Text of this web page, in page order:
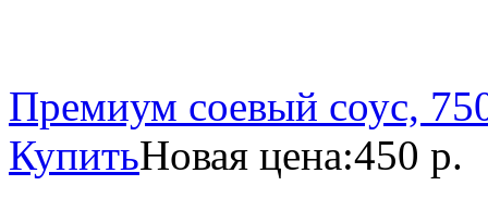
Премиум соевый соус,
КупитьНовая цена:450 р.